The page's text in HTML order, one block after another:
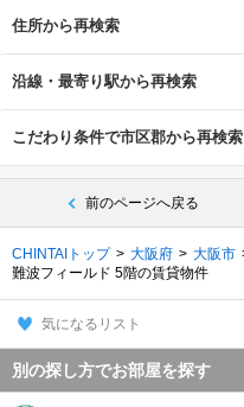
住所から再検索
沿線・最寄り駅から再検索
こだわり条件で市区郡から再検索
前のページへ戻る
CHINTAIトップ 大阪府 大阪市
難波フィールド 5階の賃貸物件
気になるリスト
別の探し方でお部屋を探す